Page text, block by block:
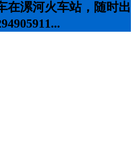
在漯河火车站，随时出